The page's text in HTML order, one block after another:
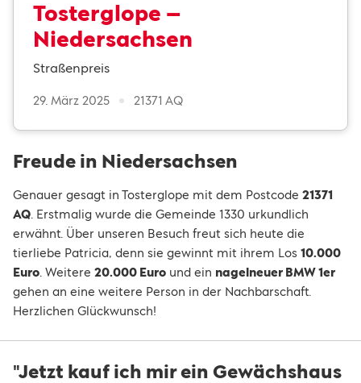
Tosterglope –
Niedersachsen
Straßenpreis
29. März 2025 21371 AQ
Freude in Niedersachsen
Genauer gesagt in Tosterglope mit dem Postcode 21371
AQ. Erstmalig wurde die Gemeinde 1330 urkundlich
erwähnt. Über unseren Besuch freut sich heute die
tierliebe Patricia, denn sie gewinnt mit ihrem Los 10.000
Euro. Weitere 20.000 Euro und ein nagelneuer BMW 1er
gehen an eine weitere Person in der Nachbarschaft.
Herzlichen Glückwunsch!
"Jetzt kauf ich mir ein Gewächshaus